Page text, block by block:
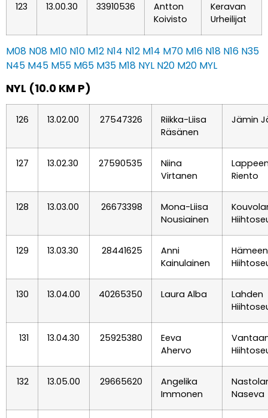
123 13.00.30 33910536
Antton
Koivisto
Keravan
Urheilijat
M08 N08 M10 N10 M12 N14 N12 M14 M70 M16 N18 N16 N35
N45 M45 M55 M65 M35 M18 NYL N20 M20 MYL
NYL (10.0 KM P)
126 13.02.00 27547326
Riikka-Liisa
Räsänen
Jämin
127 13.02.30 27590535
Niina
Virtanen
Riento
128 13.03.00 26673398
Mona-Liisa
Nousiainen
129 13.03.30 28441625
Anni
Kainulainen
130 13.04.00 40265350 Laura Alba
Lahden
131 13.04.30 25925380
Eeva
Ahervo
132 13.05.00 29665620
Angelika
Immonen
Naseva